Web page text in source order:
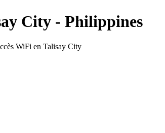
City - Philippines
WiFi en Talisay City